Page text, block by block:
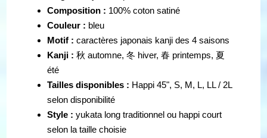
Composition : 100% coton satiné
Couleur : bleu
Motif : caractères japonais kanji des 4 saisons
Kanji : 秋 automne, 冬 hiver, 春 printemps, 夏
été
Tailles disponibles : Happi 45", S, M, L, LL / 2L
selon disponibilité
Style : yukata long traditionnel ou happi court
selon la taille choisie